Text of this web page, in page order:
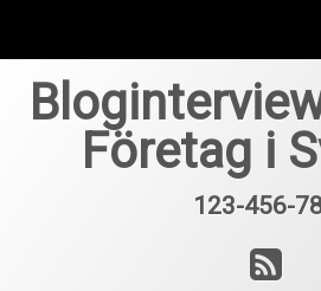
Hur mycket kostar casino licens?
Vad innebär takrengöring?
content
Företag i
123-456-
RSS